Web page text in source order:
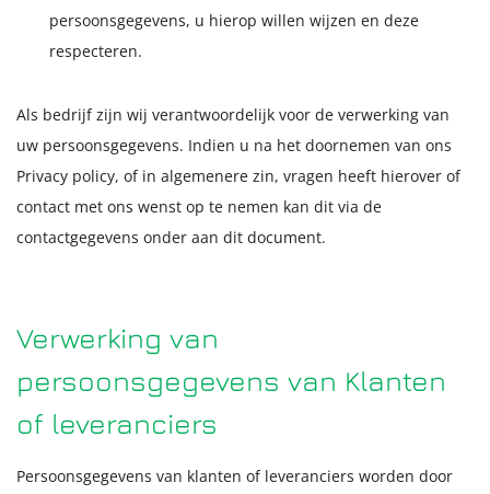
persoonsgegevens, u hierop willen wijzen en deze
respecteren.
Als bedrijf zijn wij verantwoordelijk voor de verwerking van
uw persoonsgegevens. Indien u na het doornemen van ons
Privacy policy, of in algemenere zin, vragen heeft hierover of
contact met ons wenst op te nemen kan dit via de
contactgegevens onder aan dit document.
Verwerking van
persoonsgegevens van Klanten
of leveranciers
Persoonsgegevens van klanten of leveranciers worden door